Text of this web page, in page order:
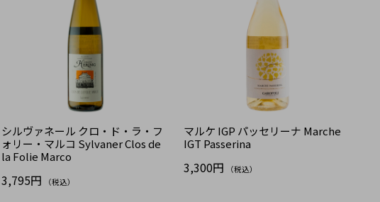
シルヴァネール クロ・ド・ラ・フ
ォリー・マルコ Sylvaner Clos de
la Folie Marco
3,795円 （税込）
マルケ IGP パッセリーナ Marche
IGT Passerina
3,300円 （税込）